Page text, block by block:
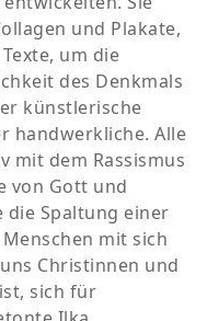
und Plakate,
um die
des Denkmals
künstlerische
handwerkliche. Alle
mit dem Rassismus
von Gott und
die Spaltung einer
mit sich
Christinnen und
sich für